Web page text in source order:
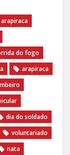
arapiraca
do fogo
arapiraca
dia do soldado
voluntariado
nata